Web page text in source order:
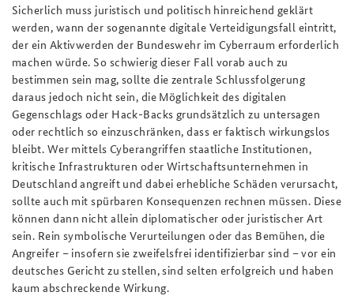
Sicherlich muss juristisch und politisch hinreichend geklärt
werden, wann der sogenannte digitale Verteidigungsfall eintritt,
der ein Aktivwerden der Bundeswehr im Cyberraum erforderlich
machen würde. So schwierig dieser Fall vorab auch zu
bestimmen sein mag, sollte die zentrale Schlussfolgerung
daraus jedoch nicht sein, die Möglichkeit des digitalen
Gegenschlags oder Hack-Backs grundsätzlich zu untersagen
oder rechtlich so einzuschränken, dass er faktisch wirkungslos
bleibt. Wer mittels Cyberangriffen staatliche Institutionen,
kritische Infrastrukturen oder Wirtschaftsunternehmen in
Deutschland angreift und dabei erhebliche Schäden verursacht,
sollte auch mit spürbaren Konsequenzen rechnen müssen. Diese
können dann nicht allein diplomatischer oder juristischer Art
sein. Rein symbolische Verurteilungen oder das Bemühen, die
Angreifer – insofern sie zweifelsfrei identifizierbar sind – vor ein
deutsches Gericht zu stellen, sind selten erfolgreich und haben
kaum abschreckende Wirkung.